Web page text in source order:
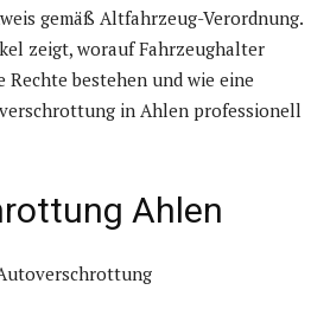
gemäß Altfahrzeug-Verordnung.
zeigt, worauf Fahrzeughalter
bestehen und wie eine
in Ahlen professionell
Ahlen